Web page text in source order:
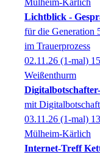
Mülheim-Kärlich
Lichtblick -
für die Generation
im Trauerprozess
02.11.26 (1-mal)
Weißenthurm
mit
03.11.26 (1-mal)
Mülheim-Kärlich
Internet-Treff